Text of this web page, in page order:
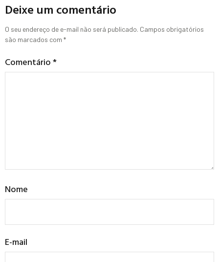
Deixe um comentário
O seu endereço de e-mail não será publicado. Campos obrigatórios
são marcados com *
Comentário*
Nome
E-mail